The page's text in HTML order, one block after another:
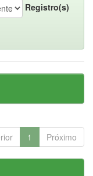
Registro(s)
1 Próximo